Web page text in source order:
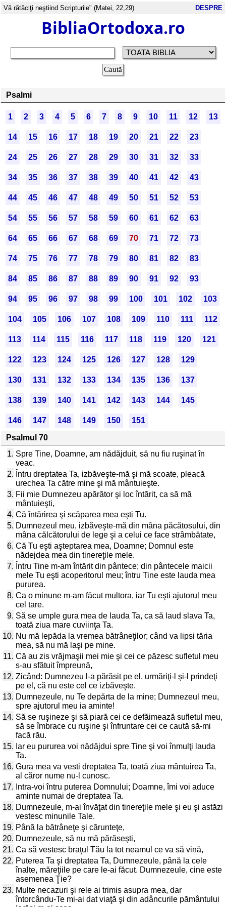
Vă rătăciţi neştiind Scripturile" (Matei, 22,29) DESPRE
BibliaOrtodoxa.ro
Psalmi
1 2 3 4 5 6 7 8 9 10 11 12 13
14 15 16 17 18 19 20 21 22 23
24 25 26 27 28 29 30 31 32 33
34 35 36 37 38 39 40 41 42 43
44 45 46 47 48 49 50 51 52 53
54 55 56 57 58 59 60 61 62 63
64 65 66 67 68 69 70 71 72 73
74 75 76 77 78 79 80 81 82 83
84 85 86 87 88 89 90 91 92 93
94 95 96 97 98 99 100 101 102 103
104 105 106 107 108 109 110 111 112
113 114 115 116 117 118 119 120 121
122 123 124 125 126 127 128 129
130 131 132 133 134 135 136 137
138 139 140 141 142 143 144 145
146 147 148 149 150
151
Psalmul 70
1. Spre Tine, Doamne, am nădăjduit, să nu fiu ruşinat în
veac.
2. Întru dreptatea Ta, izbăveşte-mă şi mă scoate, pleacă
urechea Ta către mine şi mă mântuieşte.
3. Fii mie Dumnezeu apărător şi loc întărit, ca să mă
mântuieşti,
4. Că întărirea şi scăparea mea eşti Tu.
5. Dumnezeul meu, izbăveşte-mă din mâna păcătosului, din
mâna călcătorului de lege şi a celui ce face strâmbătate,
6. Că Tu eşti aşteptarea mea, Doamne; Domnul este
nădejdea mea din tinereţile mele.
7. Întru Tine m-am întărit din pântece; din pântecele maicii
mele Tu eşti acoperitorul meu; întru Tine este lauda mea
pururea.
8. Ca o minune m-am făcut multora, iar Tu eşti ajutorul meu
cel tare.
9. Să se umple gura mea de lauda Ta, ca să laud slava Ta,
toată ziua mare cuviinţa Ta.
10. Nu mă lepăda la vremea bătrâneţilor; când va lipsi tăria
mea, să nu mă laşi pe mine.
11. Că au zis vrăjmaşii mei mie şi cei ce păzesc sufletul meu
s-au sfătuit împreună,
12. Zicând: Dumnezeu l-a părăsit pe el, urmăriţi-l şi-l prindeţi
pe el, că nu este cel ce izbăveşte.
13. Dumnezeule, nu Te depărta de la mine; Dumnezeul meu,
spre ajutorul meu ia aminte!
14. Să se ruşineze şi să piară cei ce defăimează sufletul meu,
să se îmbrace cu ruşine şi înfruntare cei ce caută să-mi
facă rău.
15. Iar eu pururea voi nădăjdui spre Tine şi voi înmulţi lauda
Ta.
16. Gura mea va vesti dreptatea Ta, toată ziua mântuirea Ta,
al căror nume nu-l cunosc.
17. Intra-voi întru puterea Domnului; Doamne, îmi voi aduce
aminte numai de dreptatea Ta.
18. Dumnezeule, m-ai învăţat din tinereţile mele şi eu şi astăzi
vestesc minunile Tale.
19. Până la bătrâneţe şi cărunteţe,
20. Dumnezeule, să nu mă părăseşti,
21. Ca să vestesc braţul Tău la tot neamul ce va să vină,
22. Puterea Ta şi dreptatea Ta, Dumnezeule, până la cele
înalte, măreţiile pe care le-ai făcut. Dumnezeule, cine este
asemenea Ţie?
23. Multe necazuri şi rele ai trimis asupra mea, dar
întorcându-Te mi-ai dat viaţă şi din adâncurile pământului